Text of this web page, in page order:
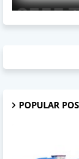
POPULAR